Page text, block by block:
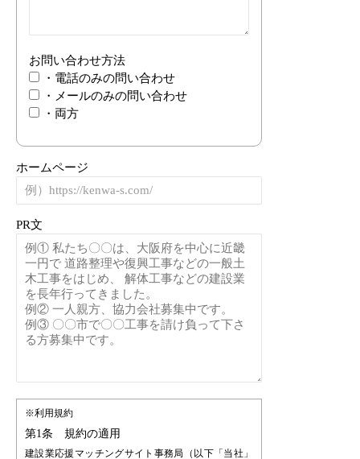
お問い合わせ方法
・電話のみの問い合わせ
・メールのみの問い合わせ
・両方
ホームページ
PR文
※利用規約
第1条 規約の適用
建設業応援マッチングサイト事務局（以下「当社」